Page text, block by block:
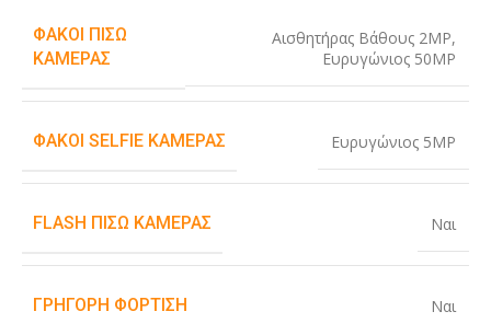
ΦΑΚΟΊ ΠΊΣΩ
ΚΆΜΕΡΑΣ
Αισθητήρας Βάθους 2MP,
Ευρυγώνιος 50MP
ΦΑΚΟΊ SELFIE ΚΆΜΕΡΑΣ Ευρυγώνιος 5MP
FLASH ΠΊΣΩ ΚΆΜΕΡΑΣ Ναι
ΓΡΉΓΟΡΗ ΦΌΡΤΙΣΗ Ναι